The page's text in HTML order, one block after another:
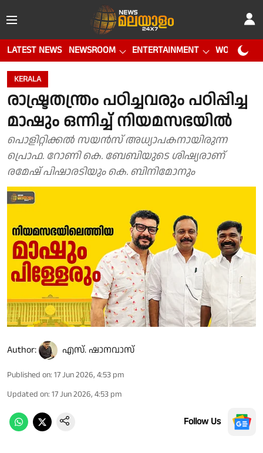
LATEST NEWS NEWSROOM ENTERTAINMENT WORLD CUP
KERALA
രാഷ്ട്രതന്ത്രം പഠിച്ചവരും പഠിപ്പിച്ച
മാഷും ഒന്നിച്ച് നിയമസഭയില്‍
പൊളിറ്റിക്കല്‍ സയന്‍സ് അധ്യാപകനായിരുന്ന
പ്രൊഫ. റോണി കെ. ബേബിയുടെ ശിഷ്യരാണ്
രമേഷ് പിഷാരടിയും കെ. ബിനിമോനും
Author: എസ്. ഷാനവാസ്
Published on: 17 Jun 2026, 4:53 pm
Updated on: 17 Jun 2026, 4:53 pm
Follow Us